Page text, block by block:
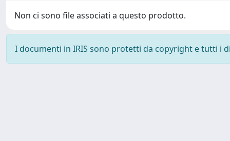
Non ci sono file associati a questo prodotto.
I documenti in IRIS sono protetti da copyright e tutti i